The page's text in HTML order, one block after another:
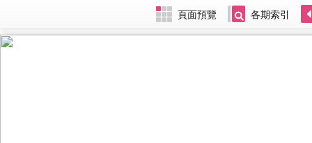
頁面預覽 各期索引